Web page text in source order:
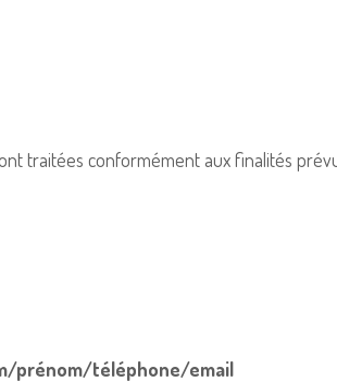
traitées conformément aux finalités
prénom/téléphone/email